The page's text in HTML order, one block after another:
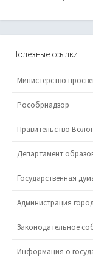
Полезные ссылки
Министерство
Рособрнадзор
Правительство
Департамент
Государственная
Администрация
Законодательное
Информация о